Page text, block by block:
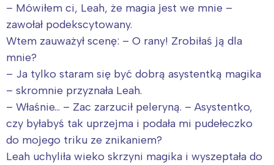
– Mówiłem ci, Leah, że magia jest we mnie –
zawołał podekscytowany.
Wtem zauważył scenę: – O rany! Zrobiłaś ją dla
mnie?
– Ja tylko staram się być dobrą asystentką magika
– skromnie przyznała Leah.
– Właśnie… – Zac zarzucił peleryną. – Asystentko,
czy byłabyś tak uprzejma i podała mi pudełeczko
do mojego triku ze znikaniem?
Leah uchyliła wieko skrzyni magika i wyszeptała do